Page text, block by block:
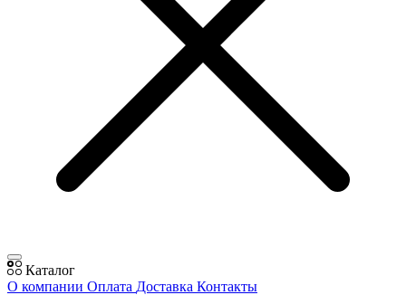
Каталог
О компании Оплата Доставка Контакты